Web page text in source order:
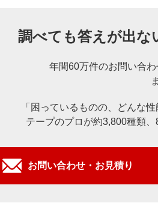
調べても答えが出な
年間60万件のお問い合わ
「困っているものの、どんな
テープのプロが約3,800種類、
お問い合わせ・お見積り